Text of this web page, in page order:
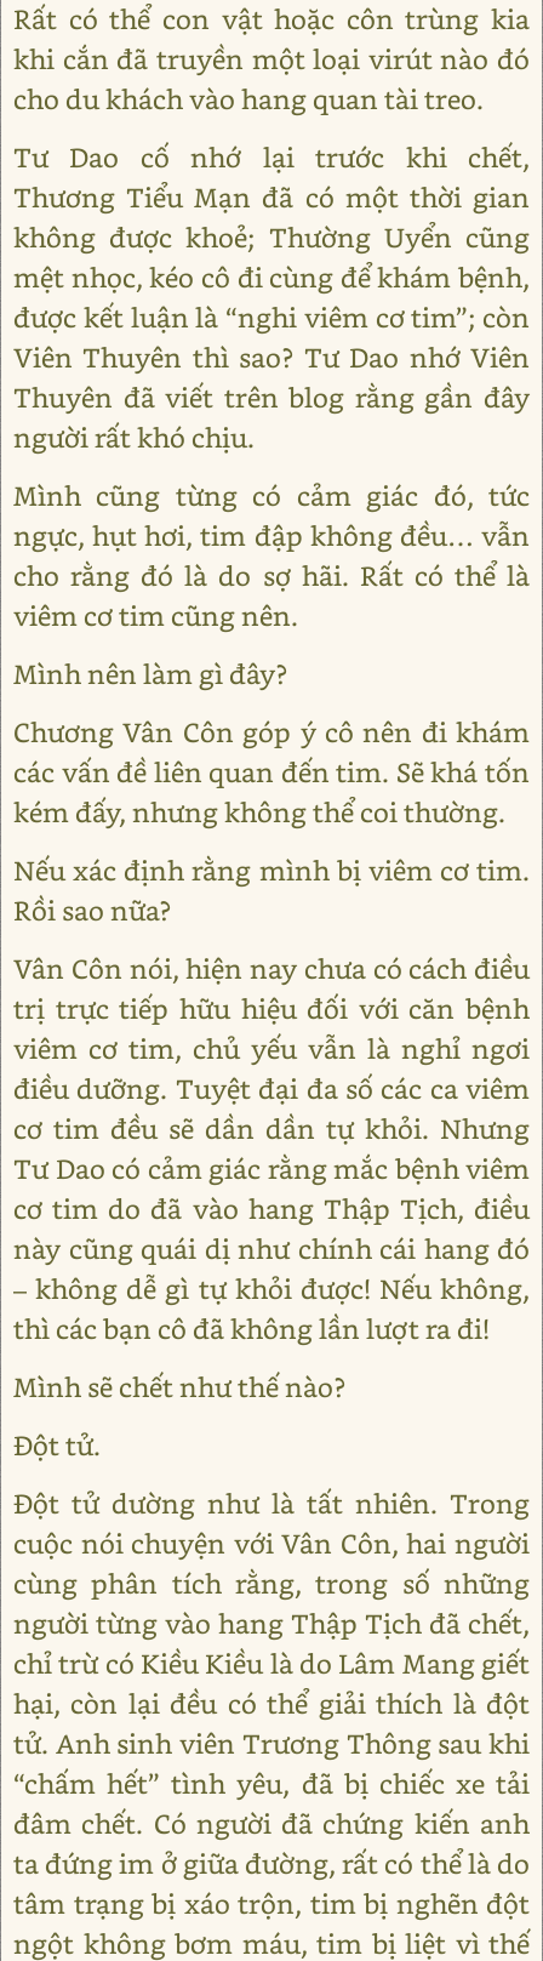
Rất có thể con vật hoặc côn trùng kia
khi cắn đã truyền một loại virút nào đó
cho du khách vào hang quan tài treo.
Tư Dao cố nhớ lại trước khi chết,
Thương Tiểu Mạn đã có một thời gian
không được khoẻ; Thường Uyển cũng
mệt nhọc, kéo cô đi cùng để khám bệnh,
được kết luận là “nghi viêm cơ tim”; còn
Viên Thuyên thì sao? Tư Dao nhớ Viên
Thuyên đã viết trên blog rằng gần đây
người rất khó chịu.
Mình cũng từng có cảm giác đó, tức
ngực, hụt hơi, tim đập không đều… vẫn
cho rằng đó là do sợ hãi. Rất có thể là
viêm cơ tim cũng nên.
Mình nên làm gì đây?
Chương Vân Côn góp ý cô nên đi khám
các vấn đề liên quan đến tim. Sẽ khá tốn
kém đấy, nhưng không thể coi thường.
Nếu xác định rằng mình bị viêm cơ tim.
Rồi sao nữa?
Vân Côn nói, hiện nay chưa có cách điều
trị trực tiếp hữu hiệu đối với căn bệnh
viêm cơ tim, chủ yếu vẫn là nghỉ ngơi
điều dưỡng. Tuyệt đại đa số các ca viêm
cơ tim đều sẽ dần dần tự khỏi. Nhưng
Tư Dao có cảm giác rằng mắc bệnh viêm
cơ tim do đã vào hang Thập Tịch, điều
này cũng quái dị như chính cái hang đó
– không dễ gì tự khỏi được! Nếu không,
thì các bạn cô đã không lần lượt ra đi!
Mình sẽ chết như thế nào?
Đột tử.
Đột tử dường như là tất nhiên. Trong
cuộc nói chuyện với Vân Côn, hai người
cùng phân tích rằng, trong số những
người từng vào hang Thập Tịch đã chết,
chỉ trừ có Kiều Kiều là do Lâm Mang giết
hại, còn lại đều có thể giải thích là đột
tử. Anh sinh viên Trương Thông sau khi
“chấm hết” tình yêu, đã bị chiếc xe tải
đâm chết. Có người đã chứng kiến anh
ta đứng im ở giữa đường, rất có thể là do
tâm trạng bị xáo trộn, tim bị nghẽn đột
ngột không bơm máu, tim bị liệt vì thế